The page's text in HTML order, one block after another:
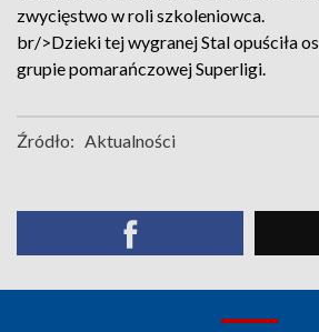
zwycięstwo w roli szkoleniowca.
br/>Dzieki tej wygranej Stal opuściła
grupie pomarańczowej Superligi.
Źródło: Aktualności